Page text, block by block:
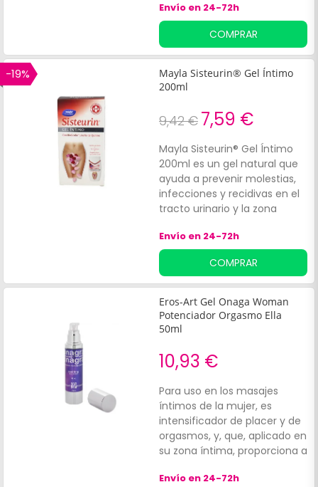
Envío en 24-72h
COMPRAR
-19%
Mayla Sisteurin® Gel Íntimo
200ml
9,42 € 7,59 €
Mayla Sisteurin® Gel Íntimo
200ml es un gel natural que
ayuda a prevenir molestias,
infecciones y recidivas en el
tracto urinario y la zona
Gracias a su fórmula con
prebióticos, para cuidar la
flora vaginal e instestinal y
estimular las defensas, y con
extracto de arándano rojo
americano que previene la
proliferación bacteriana en la
con antibióticos.
Envío en 24-72h
COMPRAR
Eros-Art Gel Onaga Woman
Potenciador Orgasmo Ella
50ml
10,93 €
Para uso en los masajes
íntimos de la mujer, es
intensificador de placer y de
orgasmos, y, que, aplicado en
su zona íntima, proporciona a
más sensualidad, facilitando
Envío en 24-72h